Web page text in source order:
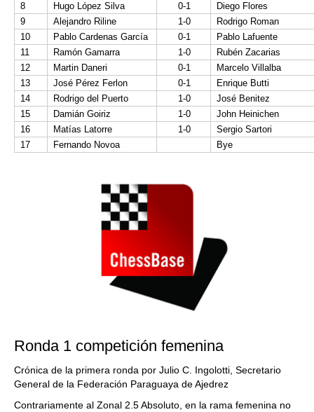
8
Hugo López Silva 0-1
Diego Flores
9
Alejandro Riline 1-0
Rodrigo Roman
10
Pablo Cardenas García 0-1
Pablo Lafuente
11
Ramón Gamarra 1-0
Rubén Zacarias
12
Martin Daneri 0-1
Marcelo Villalba
13
José Pérez Ferlon 0-1
Enrique Butti
14
Rodrigo del Puerto 1-0
José Benitez
15
Damián Goiriz 1-0
John Heinichen
16
Matías Latorre 1-0
Sergio Sartori
17
Fernando Novoa Bye
Ronda 1 competición femenina
Crónica de la primera ronda por Julio C. Ingolotti, Secretario
General de la Federación Paraguaya de Ajedrez
Contrariamente al Zonal 2.5 Absoluto, en la rama femenina no